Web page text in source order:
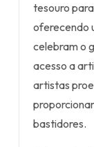
tesouro
oferecendo
celebram o
acesso a
artistas
bastidores.